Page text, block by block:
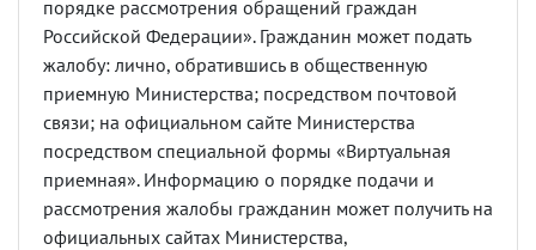
порядке рассмотрения обращений граждан
Российской Федерации». Гражданин может подать
жалобу: лично, обратившись в общественную
приемную Министерства; посредством почтовой
связи; на официальном сайте Министерства
посредством специальной формы «Виртуальная
приемная». Информацию о порядке подачи и
рассмотрения жалобы гражданин может получить на
официальных сайтах Министерства,